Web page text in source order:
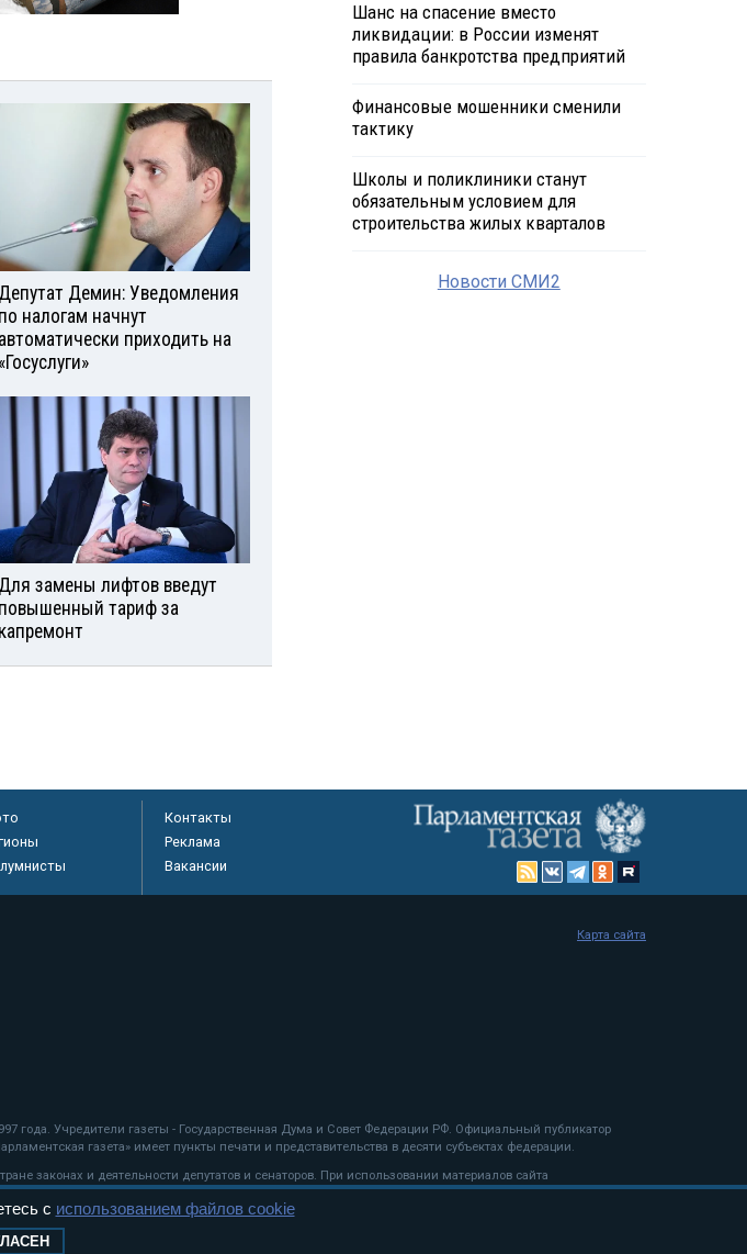
Депутат Демин: Уведомления
по налогам начнут
автоматически приходить на
«Госуслуги»
Для замены лифтов введут
повышенный тариф за
капремонт
Шанс на спасение вместо
ликвидации: в России изменят
правила банкротства предприятий
Финансовые мошенники сменили
тактику
Школы и поликлиники станут
обязательным условием для
строительства жилых кварталов
Новости СМИ2
Контакты
Реклама
Вакансии
года. Учредители газеты - Государственная Дума и Совет Федерации РФ. Официальный публикатор
газета» имеет пункты печати и представительства в десяти субъектах федерации.
законах и деятельности депутатов и сенаторов. При использовании материалов сайта
Карта сайта
с использованием файлов cookie